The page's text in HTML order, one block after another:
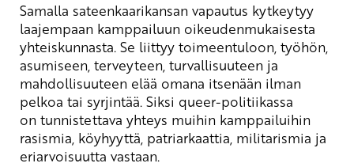
Samalla sateenkaarikansan vapautus kytkeytyy
laajempaan kamppailuun oikeudenmukaisesta
yhteiskunnasta. Se liittyy toimeentuloon, työhön,
asumiseen, terveyteen, turvallisuuteen ja
mahdollisuuteen elää omana itsenään ilman
pelkoa tai syrjintää. Siksi queer-politiikassa
on tunnistettava yhteys muihin kamppailuihin
rasismia, köyhyyttä, patriarkaattia, militarismia ja
eriarvoisuutta vastaan.